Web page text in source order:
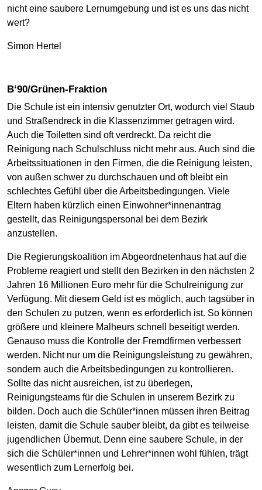
nicht eine saubere Lernumgebung und ist es uns das nicht
wert?
Simon Hertel
B‘90/Grünen-Fraktion
Die Schule ist ein intensiv genutzter Ort, wodurch viel Staub
und Straßendreck in die Klassenzimmer getragen wird.
Auch die Toiletten sind oft verdreckt. Da reicht die
Reinigung nach Schulschluss nicht mehr aus. Auch sind die
Arbeitssituationen in den Firmen, die die Reinigung leisten,
von außen schwer zu durchschauen und oft bleibt ein
schlechtes Gefühl über die Arbeitsbedingungen. Viele
Eltern haben kürzlich einen Einwohner*innenantrag
gestellt, das Reinigungspersonal bei dem Bezirk
anzustellen.
Die Regierungskoalition im Abgeordnetenhaus hat auf die
Probleme reagiert und stellt den Bezirken in den nächsten 2
Jahren 16 Millionen Euro mehr für die Schulreinigung zur
Verfügung. Mit diesem Geld ist es möglich, auch tagsüber in
den Schulen zu putzen, wenn es erforderlich ist. So können
größere und kleinere Malheurs schnell beseitigt werden.
Genauso muss die Kontrolle der Fremdfirmen verbessert
werden. Nicht nur um die Reinigungsleistung zu gewähren,
sondern auch die Arbeitsbedingungen zu kontrollieren.
Sollte das nicht ausreichen, ist zu überlegen,
Reinigungsteams für die Schulen in unserem Bezirk zu
bilden. Doch auch die Schüler*innen müssen ihren Beitrag
leisten, damit die Schule sauber bleibt, da gibt es teilweise
jugendlichen Übermut. Denn eine saubere Schule, in der
sich die Schüler*innen und Lehrer*innen wohl fühlen, trägt
wesentlich zum Lernerfolg bei.